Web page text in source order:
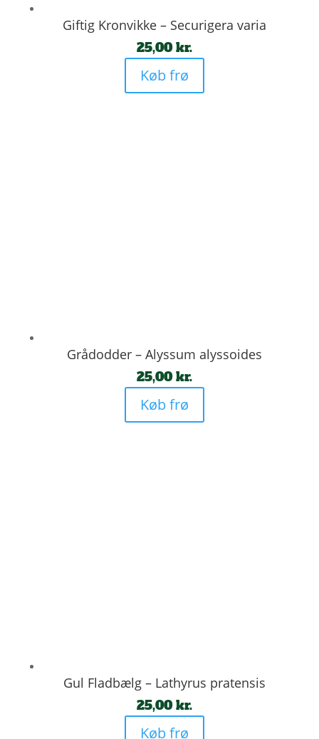
Giftig Kronvikke – Securigera varia
25,00kr.
Køb frø
Grådodder – Alyssum alyssoides
25,00kr.
Køb frø
Gul Fladbælg – Lathyrus pratensis
25,00kr.
Køb frø